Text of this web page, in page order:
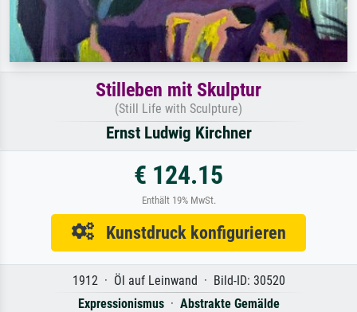
Stilleben mit Skulptur
(Still Life with Sculpture)
Ernst Ludwig Kirchner
€ 124.15
Enthält 19% MwSt.
Kunstdruck konfigurieren
1912 · Öl auf Leinwand · Bild-ID: 30520
Expressionismus· Abstrakte Gemälde